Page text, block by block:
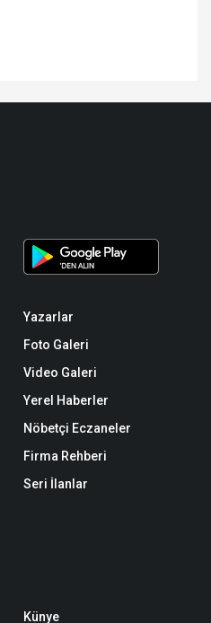
Yazarlar
Foto Galeri
Video Galeri
Yerel Haberler
Nöbetçi Eczaneler
Firma Rehberi
Seri İlanlar
Künye